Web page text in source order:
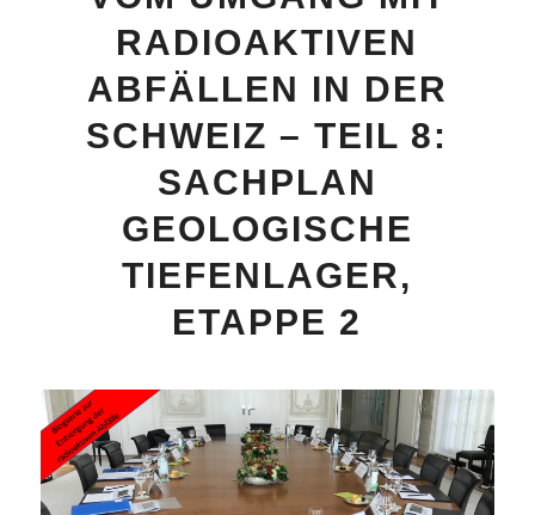
RADIOAKTIVEN
ABFÄLLEN IN DER
SCHWEIZ – TEIL 8:
SACHPLAN
GEOLOGISCHE
TIEFENLAGER,
ETAPPE 2